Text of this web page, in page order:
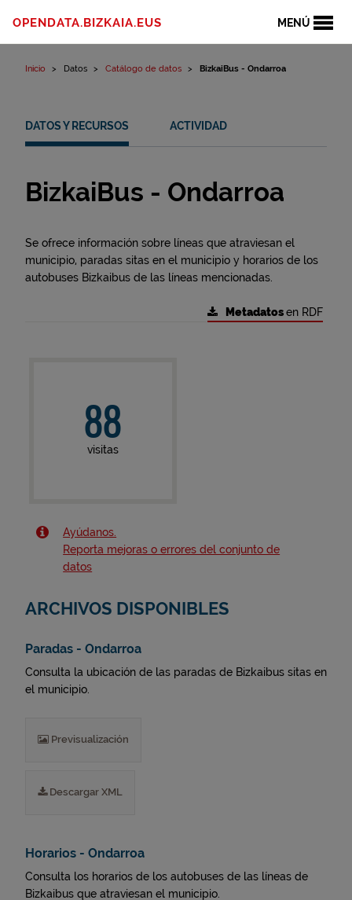
MENÚ
OPENDATA.BIZKAIA.EUS
Inicio Datos Catálogo de datos BizkaiBus - Ondarroa
DATOS Y RECURSOS ACTIVIDAD
BizkaiBus - Ondarroa
Se ofrece información sobre líneas que atraviesan el
municipio, paradas sitas en el municipio y horarios de los
autobuses Bizkaibus de las líneas mencionadas.
Metadatosen RDF
88
visitas
Ayúdanos.
Reporta mejoras o errores del conjunto de
datos
ARCHIVOS DISPONIBLES
Paradas - Ondarroa
Consulta la ubicación de las paradas de Bizkaibus sitas en
el municipio.
Previsualización
Descargar XML
Horarios - Ondarroa
Consulta los horarios de los autobuses de las líneas de
Bizkaibus que atraviesan el municipio.